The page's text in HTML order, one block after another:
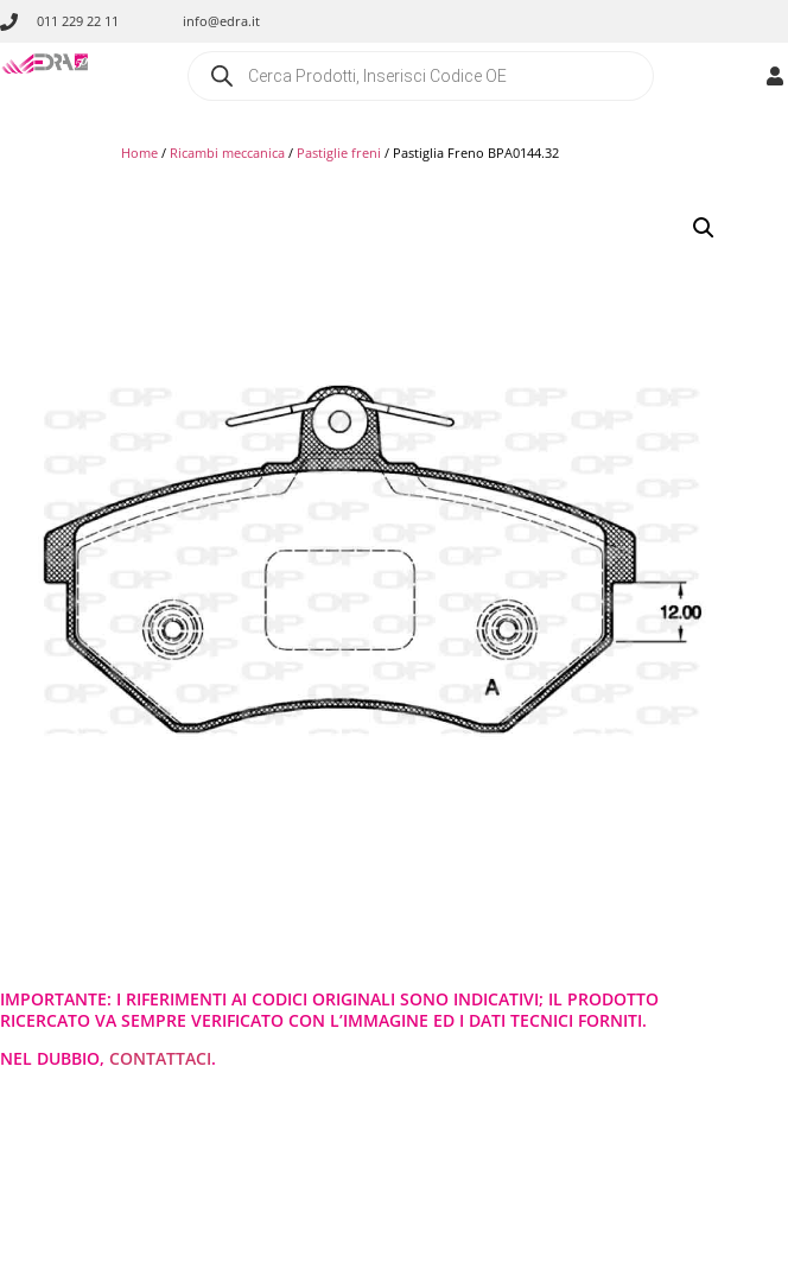
011 229 22 11 info@edra.it
Home / Ricambi meccanica / Pastiglie freni / Pastiglia Freno BPA0144.32
IMPORTANTE: I RIFERIMENTI AI CODICI ORIGINALI SONO INDICATIVI; IL PRODOTTO
RICERCATO VA SEMPRE VERIFICATO CON L’IMMAGINE ED I DATI TECNICI FORNITI.
NEL DUBBIO, CONTATTACI.